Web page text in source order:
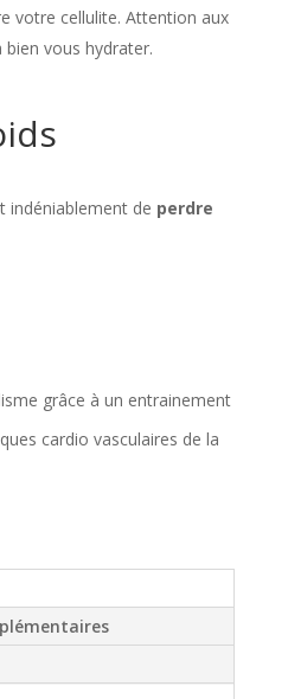
votre cellulite. Attention aux
bien vous hydrater.
indéniablement de perdre
grâce à un entrainement
cardio vasculaires de la